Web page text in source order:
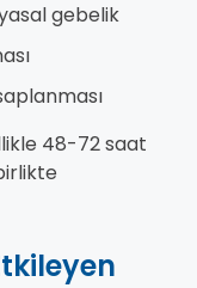
gebelik
48-72 saat